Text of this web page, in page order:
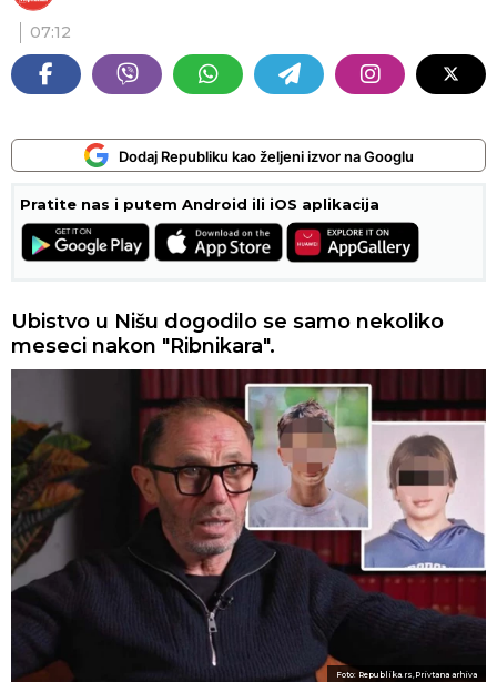
07:12
Dodaj Republiku kao željeni izvor na Googlu
Pratite nas i putem Android ili iOS aplikacija
Ubistvo u Nišu dogodilo se samo nekoliko
meseci nakon "Ribnikara".
Foto: Republika.rs,Privtana arhiva